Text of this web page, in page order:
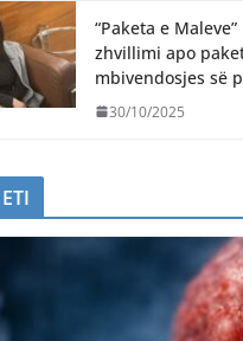
“Paketa e
zhvillimi apo
mbivendosjes së
30/10/2025